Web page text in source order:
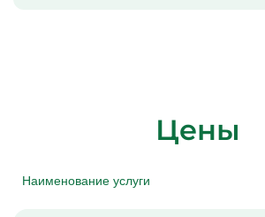
Цены
Наименование услуги